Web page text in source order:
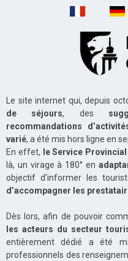
Le site internet qui, depuis
de séjours, des
recommandations
varié, a été mis hors ligne en
En effet,
le Service
là, un virage à 180° en
objectif d'informer les
d’accompagner les
Dès lors, afin de pouvoir
les acteurs du secteur
entièrement dédié a été
professionnels des